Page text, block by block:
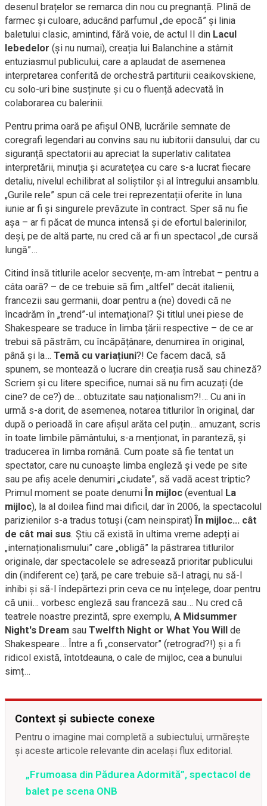
desenul brațelor se remarca din nou cu pregnanță. Plină de
farmec și culoare, aducând parfumul „de epocă” și linia
baletului clasic, amintind, fără voie, de actul II din Lacul
lebedelor (și nu numai), creația lui Balanchine a stârnit
entuziasmul publicului, care a aplaudat de asemenea
interpretarea conferită de orchestră partiturii ceaikovskiene,
cu solo-uri bine susținute și cu o fluență adecvată în
colaborarea cu balerinii.
Pentru prima oară pe afișul ONB, lucrările semnate de
coregrafi legendari au convins sau nu iubitorii dansului, dar cu
siguranță spectatorii au apreciat la superlativ calitatea
interpretării, minuția și acuratețea cu care s-a lucrat fiecare
detaliu, nivelul echilibrat al soliștilor și al întregului ansamblu.
„Gurile rele” spun că cele trei reprezentații oferite în luna
iunie ar fi și singurele prevăzute în contract. Sper să nu fie
așa – ar fi păcat de munca intensă și de efortul balerinilor,
deși, pe de altă parte, nu cred că ar fi un spectacol „de cursă
lungă”…
Citind însă titlurile acelor secvențe, m-am întrebat – pentru a
câta oară? – de ce trebuie să fim „altfel” decât italienii,
francezii sau germanii, doar pentru a (ne) dovedi că ne
încadrăm în „trend”-ul internațional? Și titlul unei piese de
Shakespeare se traduce în limba țării respective – de ce ar
trebui să păstrăm, cu încăpățânare, denumirea în original,
până și la… Temă cu variațiuni?! Ce facem dacă, să
spunem, se montează o lucrare din creația rusă sau chineză?
Scriem și cu litere specifice, numai să nu fim acuzați (de
cine? de ce?) de… obtuzitate sau naționalism?!… Cu ani în
urmă s-a dorit, de asemenea, notarea titlurilor în original, dar
după o perioadă în care afișul arăta cel puțin… amuzant, scris
în toate limbile pământului, s-a menționat, în paranteză, și
traducerea în limba română. Cum poate să fie tentat un
spectator, care nu cunoaște limba engleză și vede pe site
sau pe afiș acele denumiri „ciudate”, să vadă acest triptic?
Primul moment se poate denumi În mijloc (eventual La
mijloc), la al doilea fiind mai dificil, dar în 2006, la spectacolul
parizienilor s-a tradus totuși (cam neinspirat) În mijloc… cât
de cât mai sus. Știu că există în ultima vreme adepți ai
„internaționalismului” care „obligă” la păstrarea titlurilor
originale, dar spectacolele se adresează prioritar publicului
din (indiferent ce) țară, pe care trebuie să-l atragi, nu să-l
inhibi și să-l îndepărtezi prin ceva ce nu înțelege, doar pentru
că unii… vorbesc engleză sau franceză sau… Nu cred că
teatrele noastre prezintă, spre exemplu, A Midsummer
Night's Dream sau Twelfth Night or What You Will de
Shakespeare… Între a fi „conservator” (retrograd?!) și a fi
ridicol există, întotdeauna, o cale de mijloc, cea a bunului
simț…
Context și subiecte conexe
Pentru o imagine mai completă a subiectului, urmărește
și aceste articole relevante din același flux editorial.
„Frumoasa din Pădurea Adormită”, spectacol de
balet pe scena ONB